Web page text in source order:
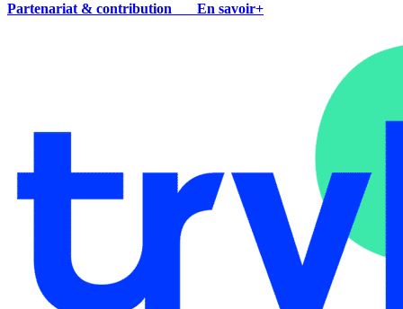
Partenariat & contribution En savoir+